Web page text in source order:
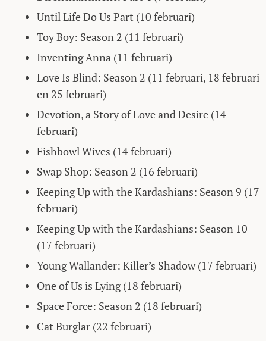
Until Life Do Us Part (10 februari)
Toy Boy: Season 2 (11 februari)
Inventing Anna (11 februari)
Love Is Blind: Season 2 (11 februari, 18 februari
en 25 februari)
Devotion, a Story of Love and Desire (14
februari)
Fishbowl Wives (14 februari)
Swap Shop: Season 2 (16 februari)
Keeping Up with the Kardashians: Season 9 (17
februari)
Keeping Up with the Kardashians: Season 10
(17 februari)
Young Wallander: Killer’s Shadow (17 februari)
One of Us is Lying (18 februari)
Space Force: Season 2 (18 februari)
Cat Burglar (22 februari)